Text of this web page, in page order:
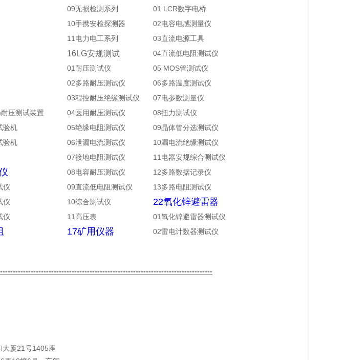
09无损检测系列 01 LCR数字电桥
10手携安检探测器
02电容电感测量仪
11电力电工系列
03直流电源工具
16LG安规测试
04直流低电阻测试仪
01耐压测试仪
05 MOS管测试仪
02多路耐压测试仪
06多路温度测试仪
03程控耐压绝缘测试仪 07电参数测量仪
耐压测试装置 04医用耐压测试仪
08扭力测试仪
验机 05绝缘电阻测试仪
09晶体管分选测试仪
验机 06泄漏电流测试仪
10漏电流绝缘测试仪
07接地电阻测试仪
11电器安规综合测试仪
08电容耐压测试仪
12多路数据记录仪
仪 09直流低电阻测试仪
13多路电阻测试仪
仪 10综合测试仪 22氧化锌避雷器
仪 11高压表
01氧化锌避雷器测试仪
17矿用仪器 02雷电计数器测试仪
大厦21号1405座